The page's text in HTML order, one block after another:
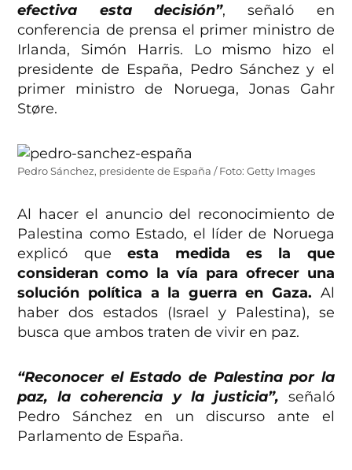
efectiva esta decisión”, señaló en
conferencia de prensa el primer ministro de
Irlanda, Simón Harris. Lo mismo hizo el
presidente de España, Pedro Sánchez y el
primer ministro de Noruega, Jonas Gahr
Støre.
Pedro Sánchez, presidente de España / Foto: Getty Images
Al hacer el anuncio del reconocimiento de
Palestina como Estado, el líder de Noruega
explicó queesta medida es la que
consideran como la vía para ofrecer una
solución política a la guerra en Gaza. Al
haber dos estados (Israel y Palestina), se
busca que ambos traten de vivir en paz.
“Reconocer el Estado de Palestina por la
paz, la coherencia y la justicia”, señaló
Pedro Sánchez en un discurso ante el
Parlamento de España.